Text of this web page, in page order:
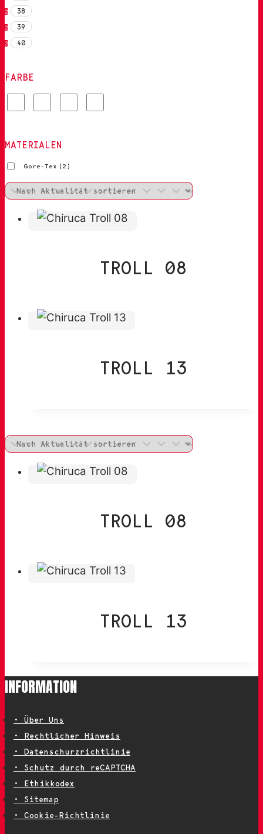
2 38
2 39
2 40
FARBE
MATERIALEN
Gore-Tex (2)
TROLL 08
TROLL 13
TROLL 08
TROLL 13
INFORMATION
• Über Uns
• Rechtlicher Hinweis
• Datenschurzrichtlinie
• Schutz durch reCAPTCHA
• Ethikkodex
• Sitemap
• Cookie-Richtlinie